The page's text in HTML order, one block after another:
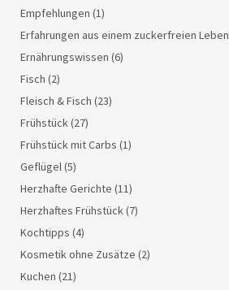
Empfehlungen (1)
Erfahrungen aus einem zuckerfreien Leben
Ernährungswissen (6)
Fisch (2)
Fleisch & Fisch (23)
Frühstück(27)
Frühstück mit Carbs (1)
Geflügel(5)
Herzhafte Gerichte (11)
Herzhaftes Frühstück(7)
Kochtipps (4)
Kosmetik ohne Zusätze (2)
Kuchen (21)